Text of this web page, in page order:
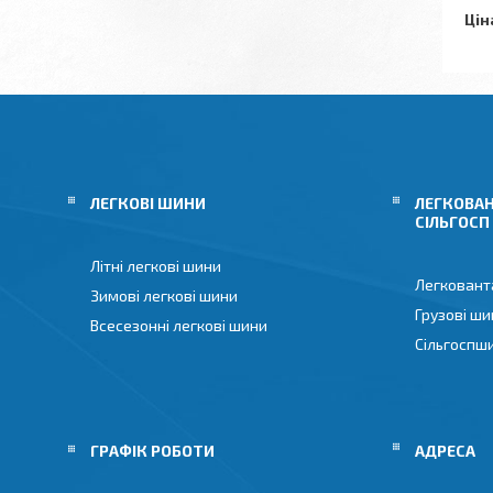
ЛЕГКОВІ ШИНИ
Літні легкові шини
Зимові легкові шини
Всесезонні легкові шини
СІЛЬГОСП
Грузові
ГРАФІК РОБОТИ